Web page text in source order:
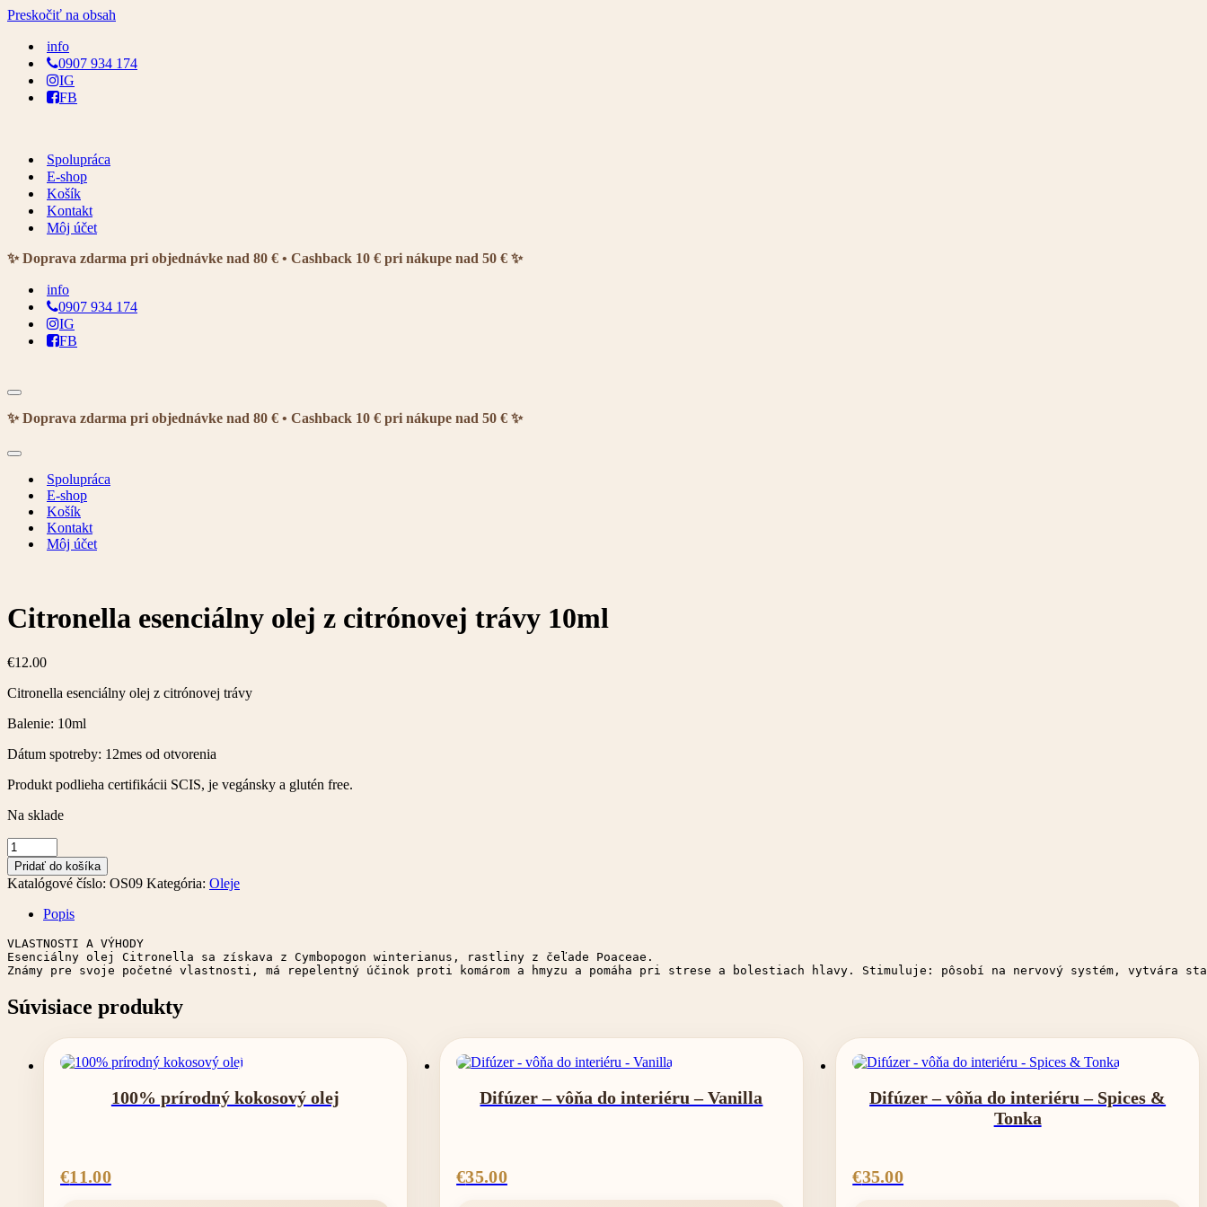
Preskočiť na obsah
info
0907 934 174
IG
FB
Spolupráca
E-shop
Košík
Kontakt
Môj účet
✨ Doprava zdarma pri objednávke nad 80 € • Cashback 10 € pri nákupe nad 50 € ✨
info
0907 934 174
IG
FB
Menu
navigácie
✨ Doprava zdarma pri objednávke nad 80 € • Cashback 10 € pri nákupe nad 50 € ✨
Menu
navigácieSpolupráca
E-shop
Košík
Kontakt
Môj účet
Citronella esenciálny olej z citrónovej trávy 10ml
€12.00
Citronella esenciálny olej z citrónovej trávy
Balenie: 10ml
Dátum spotreby: 12mes od otvorenia
Produkt podlieha certifikácii SCIS, je vegánsky a glutén free.
Na sklade
množstvo
Citronella
esenciálny
olej
citrónovej
trávy
10ml
Pridať do košíka
Katalógové číslo: OS09 Kategória: Oleje
Popis
VLASTNOSTI A VÝHODY
Esenciálny olej Citronella sa získava z Cymbopogon winterianus, rastliny z čeľade Poaceae.
Známy pre svoje početné vlastnosti, má repelentný účinok proti komárom a hmyzu a pomáha pri strese a bolestiach hlavy. Stimuluje: pôsobí na nervový systém, vytvára
Súvisiace produkty
100% prírodný kokosový olej
€11.00
Difúzer – vôňa do interiéru – Vanilla
€35.00
Difúzer – vôňa do interiéru – Spices &
Tonka
€35.00